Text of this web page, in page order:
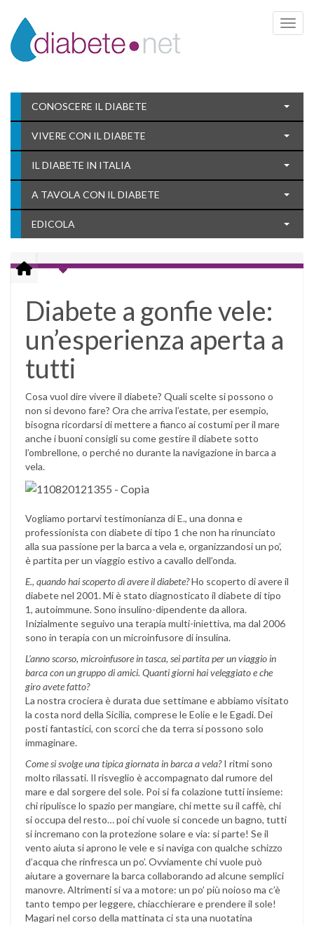
Toggle
CONOSCERE IL DIABETE
VIVERE CON IL DIABETE
IL DIABETE IN ITALIA
A TAVOLA CON IL DIABETE
EDICOLA
Diabete a gonfie vele:
un’esperienza aperta a
tutti
Cosa vuol dire vivere il diabete? Quali scelte si possono o
non si devono fare? Ora che arriva l’estate, per esempio,
bisogna ricordarsi di mettere a fianco ai costumi per il mare
anche i buoni consigli su come gestire il diabete sotto
l’ombrellone, o perché no durante la navigazione in barca a
vela.
Vogliamo portarvi testimonianza di E., una donna e
professionista con diabete di tipo 1 che non ha rinunciato
alla sua passione per la barca a vela e, organizzandosi un po’,
è partita per un viaggio estivo a cavallo dell’onda.
E., quando hai scoperto di avere il diabete?Ho scoperto di avere il
diabete nel 2001. Mi è stato diagnosticato il diabete di tipo
1, autoimmune. Sono insulino-dipendente da allora.
Inizialmente seguivo una terapia multi-iniettiva, ma dal 2006
sono in terapia con un microinfusore di insulina.
L’anno scorso, microinfusore in tasca, sei partita per un viaggio in
barca con un gruppo di amici. Quanti giorni hai veleggiato e che
giro avete fatto?
La nostra crociera è durata due settimane e abbiamo visitato
la costa nord della Sicilia, comprese le Eolie e le Egadi. Dei
posti fantastici, con scorci che da terra si possono solo
immaginare.
Come si svolge una tipica giornata in barca a vela?I ritmi sono
molto rilassati. Il risveglio è accompagnato dal rumore del
mare e dal sorgere del sole. Poi si fa colazione tutti insieme:
chi ripulisce lo spazio per mangiare, chi mette su il caffè, chi
si occupa del resto… poi chi vuole si concede un bagno, tutti
si incremano con la protezione solare e via: si parte! Se il
vento aiuta si aprono le vele e si naviga con qualche schizzo
d’acqua che rinfresca un po’. Ovviamente chi vuole può
aiutare a governare la barca collaborando ad alcune semplici
manovre. Altrimenti si va a motore: un po’ più noioso ma c’è
tanto tempo per leggere, chiacchierare e prendere il sole!
Magari nel corso della mattinata ci sta una nuotatina